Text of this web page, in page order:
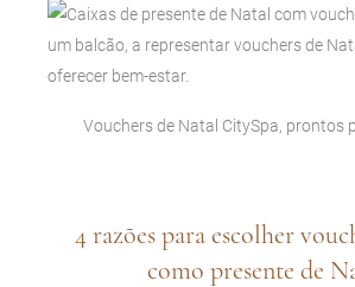
Vouchers de Natal CitySpa, prontos
4 razões para escolher
como presente de